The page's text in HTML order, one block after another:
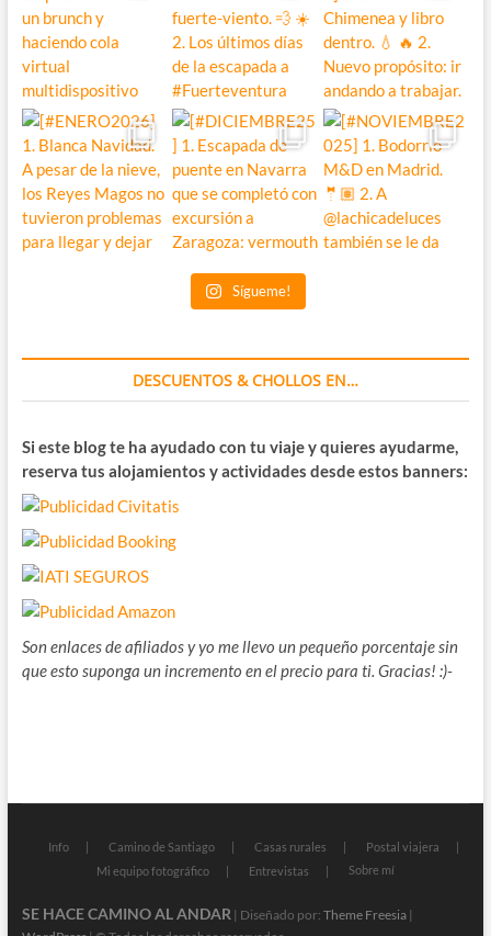
Sígueme!
DESCUENTOS & CHOLLOS EN…
Si este blog te ha ayudado con tu viaje y quieres ayudarme,
reserva tus alojamientos y actividades desde estos banners:
Son enlaces de afiliados y yo me llevo un pequeño porcentaje sin
que esto suponga un incremento en el precio para ti. Gracias! :)-
Info Camino de Santiago Casas rurales
Postal viajera
Mi equipo fotográfico
Entrevistas Sobre mí
SE HACE CAMINO AL ANDAR| Diseñado por: Theme Freesia|